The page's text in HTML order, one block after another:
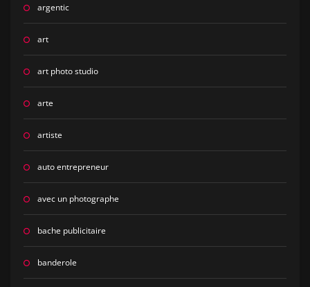
argentic
art
art photo studio
arte
artiste
auto entrepreneur
avec un photographe
bache publicitaire
banderole